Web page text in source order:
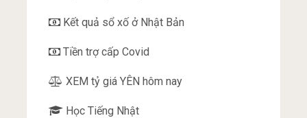
Kết quả sổ xố ở Nhật Bản
Tiền trợ cấp Covid
XEM tỷ giá YÊN hôm nay
Học Tiếng Nhật